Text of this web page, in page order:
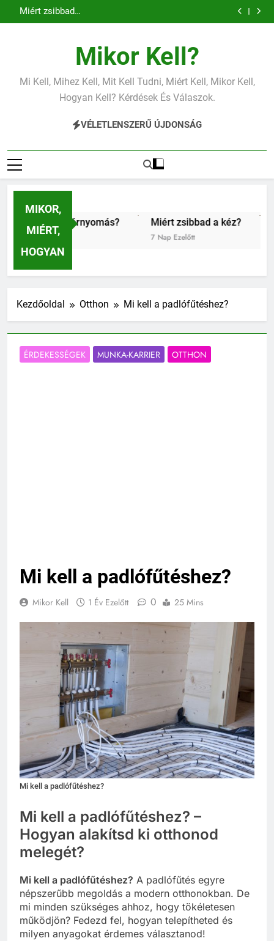
Ugrás
a
Miért fáj a váll?
Miért zsibbad a kéz?
Mit jelent az alacsony vas?
Miért fáj a váll?
Mit jelent az alacsony vérnyomás?
Miért zsibbad a kéz?
Mikor Kell?
Mi Kell, Mihez Kell, Mit Kell Tudni, Miért Kell, Mikor Kell,
Hogyan Kell? Kérdések És Válaszok.
VÉLETLENSZERŰ ÚJDONSÁG
MIKOR,
MIÉRT,
HOGYAN
vérnyomás? Miért zsibbad a kéz?
7 Nap Ezelőtt
Kezdőoldal Otthon Mi kell a padlófűtéshez?
ÉRDEKESSÉGEK MUNKA-KARRIER OTTHON
Mi kell a padlófűtéshez?
Mikor Kell 1 Év Ezelőtt 0 25 Mins
Mi kell a padlófűtéshez?
Mi kell a padlófűtéshez? –
Hogyan alakítsd ki otthonod
melegét?
Mi kell a padlófűtéshez? A padlófűtés egyre
népszerűbb megoldás a modern otthonokban. De
mi minden szükséges ahhoz, hogy tökéletesen
működjön? Fedezd fel, hogyan telepítheted és
milyen anyagokat érdemes választanod!